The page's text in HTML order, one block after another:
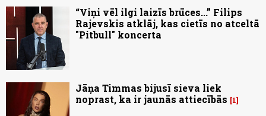
“Viņi vēl ilgi laizīs brūces...” Filips
Rajevskis atklāj, kas cietīs no atceltā
"Pitbull" koncerta
Jāņa Timmas bijusī sieva liek
noprast, ka ir jaunās attiecībās
1